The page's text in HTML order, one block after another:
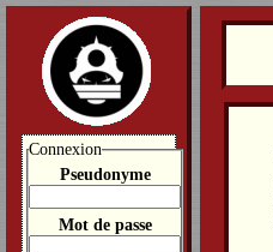
Connexion
Pseudonyme
Mot de passe